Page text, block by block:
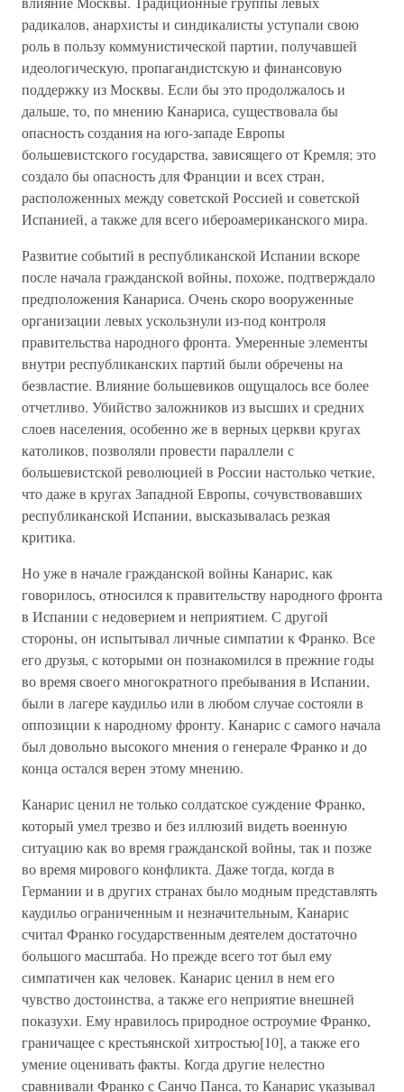
радикалов, анархисты и синдикалисты уступали свою
роль в пользу коммунистической партии, получавшей
идеологическую, пропагандистскую и финансовую
поддержку из Москвы. Если бы это продолжалось и
дальше, то, по мнению Канариса, существовала бы
опасность создания на юго-западе Европы
большевистского государства, зависящего от Кремля; это
создало бы опасность для Франции и всех стран,
расположенных между советской Россией и советской
Испанией, а также для всего ибероамериканского мира.
Развитие событий в республиканской Испании вскоре
после начала гражданской войны, похоже, подтверждало
предположения Канариса. Очень скоро вооруженные
организации левых ускользнули из-под контроля
правительства народного фронта. Умеренные элементы
внутри республиканских партий были обречены на
безвластие. Влияние большевиков ощущалось все более
отчетливо. Убийство заложников из высших и средних
слоев населения, особенно же в верных церкви кругах
католиков, позволяли провести параллели с
большевистской революцией в России настолько четкие,
что даже в кругах Западной Европы, сочувствовавших
республиканской Испании, высказывалась резкая
критика.
Но уже в начале гражданской войны Канарис, как
говорилось, относился к правительству народного фронта
в Испании с недоверием и неприятием. С другой
стороны, он испытывал личные симпатии к Франко. Все
его друзья, с которыми он познакомился в прежние годы
во время своего многократного пребывания в Испании,
были в лагере каудильо или в любом случае состояли в
оппозиции к народному фронту. Канарис с самого начала
был довольно высокого мнения о генерале Франко и до
конца остался верен этому мнению.
Канарис ценил не только солдатское суждение Франко,
который умел трезво и без иллюзий видеть военную
ситуацию как во время гражданской войны, так и позже
во время мирового конфликта. Даже тогда, когда в
Германии и в других странах было модным представлять
каудильо ограниченным и незначительным, Канарис
считал Франко государственным деятелем достаточно
большого масштаба. Но прежде всего тот был ему
симпатичен как человек. Канарис ценил в нем его
чувство достоинства, а также его неприятие внешней
показухи. Ему нравилось природное остроумие Франко,
граничащее с крестьянской хитростью[10], а также его
умение оценивать факты. Когда другие нелестно
сравнивали Франко с Санчо Панса, то Канарис указывал